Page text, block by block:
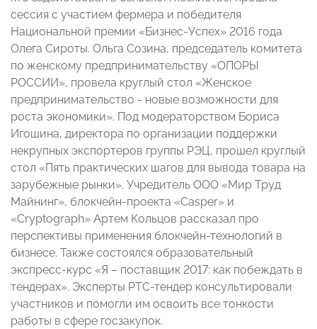
сессия с участием фермера и победителя
Национальной премии «Бизнес-Успех» 2016 года
Олега Сироты. Ольга Созина, председатель комитета
по женскому предпринимательству «ОПОРЫ
РОССИИ», провела круглый стол «Женское
предпринимательство - новые возможности для
роста экономики». Под модераторством Бориса
Игошина, директора по организации поддержки
некрупных экспортеров группы РЭЦ, прошел круглый
стол «Пять практических шагов для вывода товара на
зарубежные рынки». Учредитель ООО «Мир Труд
Майнинг», блокчейн-проекта «Casper» и
«Cryptograph» Артем Кольцов рассказал про
перспективы применения блокчейн-технологий в
бизнесе. Также состоялся образовательный
экспресс-курс «Я – поставщик 2017: как побеждать в
тендерах». Эксперты РТС-тендер консультировали
участников и помогли им освоить все тонкости
работы в сфере госзакупок.